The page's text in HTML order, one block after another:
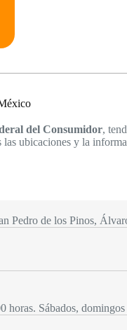
del Consumidor,
ubicaciones y la
Pedro de los Pinos,
horas. Sábados,